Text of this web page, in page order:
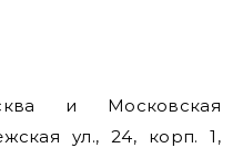
и Московская
ул., 24, корп. 1,